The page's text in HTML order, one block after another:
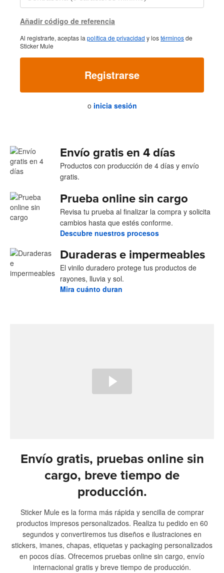
Añadir código de referencia
Al registrarte, aceptas la política de privacidad y lostérminosde
Sticker Mule
Registrarse
o inicia sesión
Envío gratis en 4 días
Productos con producción de 4 días y envío
gratis.
Prueba online sin cargo
Revisa tu prueba al finalizar la compra y solicita
cambios hasta que estés conforme.
Descubre nuestros procesos
Duraderas e impermeables
El vinilo duradero protege tus productos de
rayones, lluvia y sol.
Mira cuánto duran
Envío gratis, pruebas online sin
cargo, breve tiempo de
producción.
Sticker Mule es la forma más rápida y sencilla de comprar
productos impresos personalizados. Realiza tu pedido en 60
segundos y convertiremos tus diseños e ilustraciones en
stickers, imanes, chapas, etiquetas y packaging personalizados
en pocos días. Ofrecemos pruebas online sin cargo, envío
internacional gratis y breve tiempo de producción.